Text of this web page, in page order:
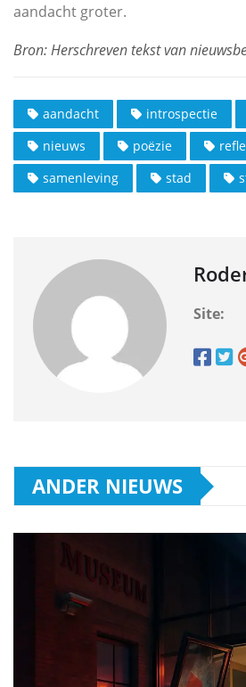
aandacht groter.
aandacht introspectie
nieuws
poëzie
samenleving
stad
Site:
ANDER NIEUWS